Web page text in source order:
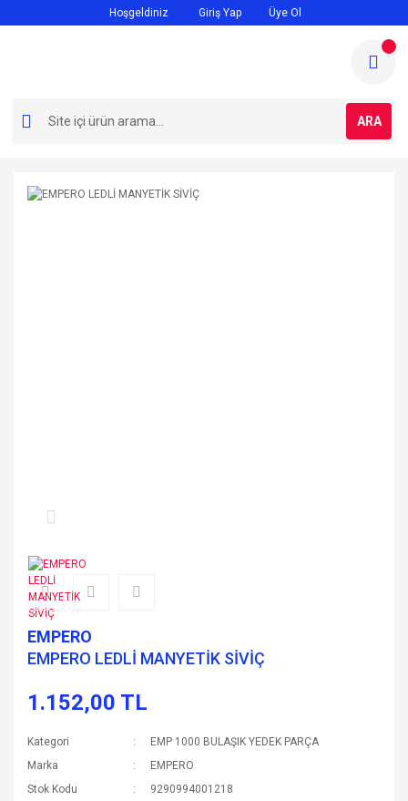
Hoşgeldiniz Giriş Yap Üye Ol
ARA
EMPERO
EMPERO LEDLİ MANYETİK SİVİÇ
1.152,00 TL
Kategori
EMP 1000 BULAŞIK YEDEK PARÇA
Marka
EMPERO
Stok Kodu
9290994001218